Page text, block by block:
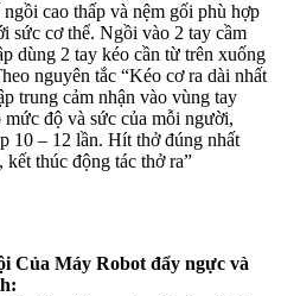
cao thấp và nệm gối phù hợp
sức cơ thể. Ngồi vào 2 tay cầm
dùng 2 tay kéo cần từ trên xuống
nguyên tắc “Kéo cơ ra dài nhất
trung cảm nhận vào vùng tay
độ và sức của mỗi người,
10 – 12 lần. Hít thở đúng nhất
thúc động tác thở ra”
Của Máy Robot đẩy ngực và